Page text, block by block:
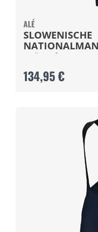
ALÉ
SLOWENISCHE
Trägerhose 2025
134,95 €